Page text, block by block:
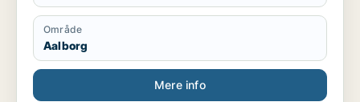
Område
Aalborg
Mere info